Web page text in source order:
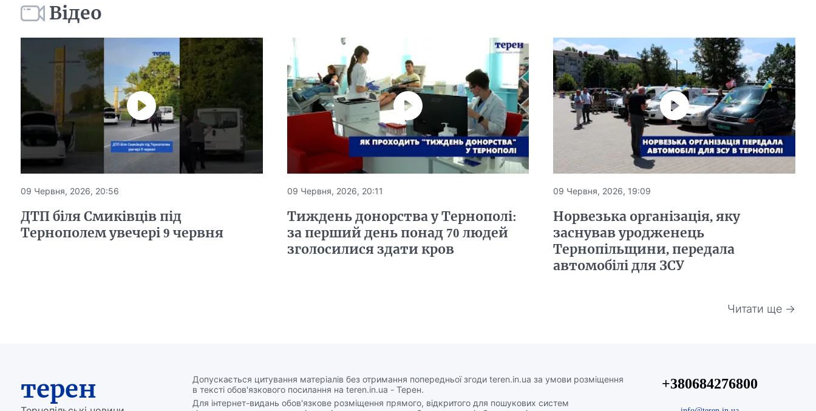
Відео
09 Червня, 2026, 20:56
ДТП біля Смиківців під
Тернополем увечері 9 червня
09 Червня, 2026, 20:11
Тиждень донорства у Тернополі:
за перший день понад 70 людей
зголосилися здати кров
09 Червня, 2026, 19:09
Норвезька організація, яку
заснував уродженець
Тернопільщини, передала
автомобілі для ЗСУ
Читати ще →
терен
Допускається цитування матеріалів без отримання попередньої згоди teren.in.ua за умови розміщення
в тексті обов'язкового посилання на teren.in.ua - Терен.
Для інтернет-видань обов'язкове розміщення прямого, відкритого для пошукових систем
+380684276800